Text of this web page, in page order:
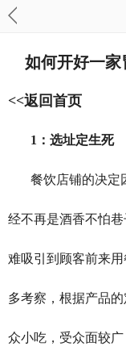
如何开好一
<<返回首页
1 ：选址定生死
餐饮店铺的决定
经不再是酒香不怕
难吸引到顾客前来
多考察，根据产品
众小吃，受众面较